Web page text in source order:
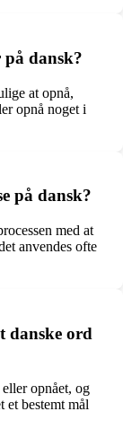
dansk?
at opnå,
opnå noget i
på dansk?
med at
anvendes ofte
danske ord
opnået, og
et bestemt mål